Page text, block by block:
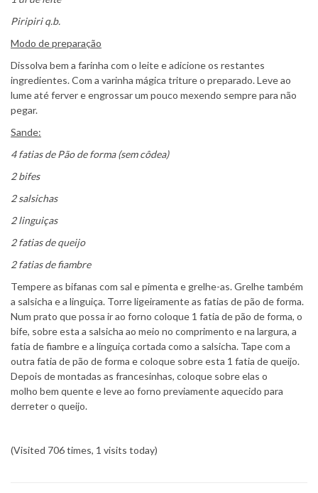
Piripiri q.b.
Modo de preparação
Dissolva bem a farinha com o leite e adicione os restantes
ingredientes. Com a varinha mágica triture o preparado. Leve ao
lume até ferver e engrossar um pouco mexendo sempre para não
pegar.
Sande:
4 fatias de Pão de forma (sem côdea)
2 bifes
2 salsichas
2 linguiças
2 fatias de queijo
2 fatias de fiambre
Tempere as bifanas com sal e pimenta e grelhe-as. Grelhe também
a salsicha e a linguiça. Torre ligeiramente as fatias de pão de forma.
Num prato que possa ir ao forno coloque 1 fatia de pão de forma, o
bife, sobre esta a salsicha ao meio no comprimento e na largura, a
fatia de fiambre e a linguiça cortada como a salsicha. Tape com a
outra fatia de pão de forma e coloque sobre esta 1 fatia de queijo.
Depois de montadas as francesinhas, coloque sobre elas o
molho bem quente e leve ao forno previamente aquecido para
derreter o queijo.
(Visited 706 times, 1 visits today)